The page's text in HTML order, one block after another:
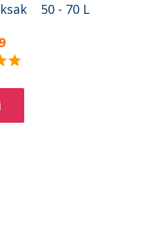
50 - 70 L